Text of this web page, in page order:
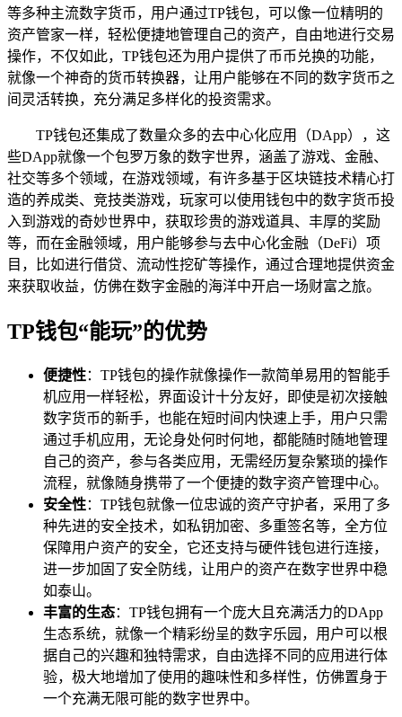
等多种主流数字货币，用户通过TP钱包，可以像一位精明的
资产管家一样，轻松便捷地管理自己的资产，自由地进行交易
操作，不仅如此，TP钱包还为用户提供了币币兑换的功能，
就像一个神奇的货币转换器，让用户能够在不同的数字货币之
间灵活转换，充分满足多样化的投资需求。
TP钱包还集成了数量众多的去中心化应用（DApp），这
些DApp就像一个包罗万象的数字世界，涵盖了游戏、金融、
社交等多个领域，在游戏领域，有许多基于区块链技术精心打
造的养成类、竞技类游戏，玩家可以使用钱包中的数字货币投
入到游戏的奇妙世界中，获取珍贵的游戏道具、丰厚的奖励
等，而在金融领域，用户能够参与去中心化金融（DeFi）项
目，比如进行借贷、流动性挖矿等操作，通过合理地提供资金
来获取收益，仿佛在数字金融的海洋中开启一场财富之旅。
TP钱包“能玩”的优势
便捷性：TP钱包的操作就像操作一款简单易用的智能手
机应用一样轻松，界面设计十分友好，即使是初次接触
数字货币的新手，也能在短时间内快速上手，用户只需
通过手机应用，无论身处何时何地，都能随时随地管理
自己的资产，参与各类应用，无需经历复杂繁琐的操作
流程，就像随身携带了一个便捷的数字资产管理中心。
安全性：TP钱包就像一位忠诚的资产守护者，采用了多
种先进的安全技术，如私钥加密、多重签名等，全方位
保障用户资产的安全，它还支持与硬件钱包进行连接，
进一步加固了安全防线，让用户的资产在数字世界中稳
如泰山。
丰富的生态：TP钱包拥有一个庞大且充满活力的DApp
生态系统，就像一个精彩纷呈的数字乐园，用户可以根
据自己的兴趣和独特需求，自由选择不同的应用进行体
验，极大地增加了使用的趣味性和多样性，仿佛置身于
一个充满无限可能的数字世界中。